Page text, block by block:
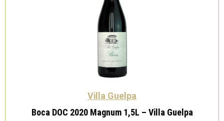
Villa Guelpa
Boca DOC 2020 Magnum 1,5L – Villa Guelpa